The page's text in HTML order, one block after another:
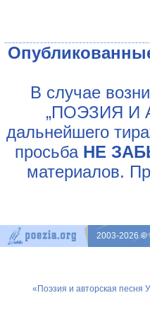
В случае
„ПОЭЗИЯ И
дальнейшего
просьба НЕ
материалов.
2003-2026©
«Поэзия и авторская песня